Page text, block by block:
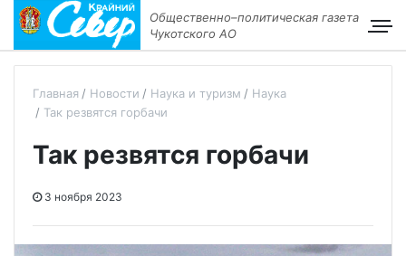
Общественно–политическая газета
Чукотского АО
Главная Новости Наука и туризм
Наука
Так резвятся горбачи
Так резвятся горбачи
3 ноября 2023